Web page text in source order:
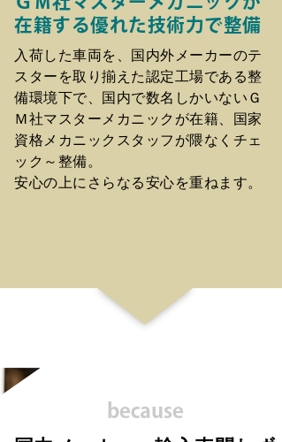
在籍する優れた技術力で整備
入荷した車両を、国内外メーカーのテ
スターを取り揃えた認定工場である整
備環境下で、国内で数名しかいないＧ
Ｍ社マスターメカニックが在籍、国家
資格メカニックスタッフが隈なくチェ
ック～整備。
安心の上にさらなる安心を重ねます。